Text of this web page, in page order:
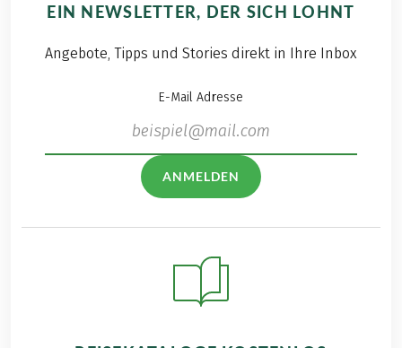
EIN NEWSLETTER, DER SICH LOHNT
Angebote, Tipps und Stories direkt in Ihre Inbox
E-Mail Adresse
ANMELDEN